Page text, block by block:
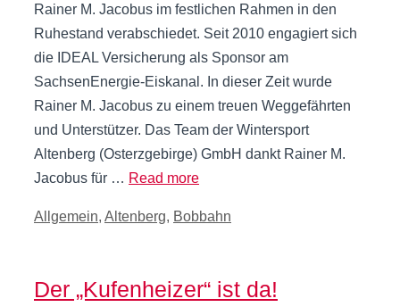
Rainer M. Jacobus im festlichen Rahmen in den
Ruhestand verabschiedet. Seit 2010 engagiert sich
die IDEAL Versicherung als Sponsor am
SachsenEnergie-Eiskanal. In dieser Zeit wurde
Rainer M. Jacobus zu einem treuen Weggefährten
und Unterstützer. Das Team der Wintersport
Altenberg (Osterzgebirge) GmbH dankt Rainer M.
Jacobus für … Read more
Kategorien
Allgemein, Altenberg, Bobbahn
Der „Kufenheizer“ ist da!